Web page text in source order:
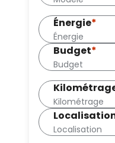
Énergie*
Budget*